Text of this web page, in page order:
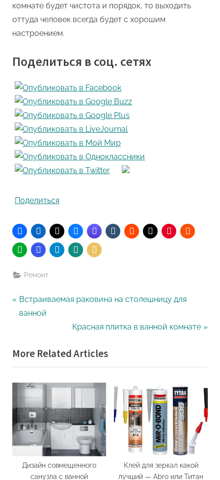
комнате будет чистота и порядок, то выходить
оттуда человек всегда будет с хорошим
настроением.
Поделиться в соц. сетях
Поделиться
Ремонт
Навигация
P
r
o
u
P
o
Встраиваемая раковина на столешницу для
ванной
N
x
t
P
s
t
Красная плитка в ванной комнате
More Related Articles
Дизайн совмещенного
санузла с ванной
Клей для зеркал какой
лучший — Abro или Титан